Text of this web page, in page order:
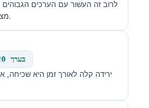
לרוב זה העשור עם הערכים הגבוהים
מצדיקים בדיקה חוזרת בבוקר.
בערך 320–950 ננוגרם/דציליטר
ירידה קלה לאורך זמן היא שכיחה,